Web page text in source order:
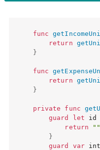
func
return
}
func
return
}
private func
guard
let
return
""
}
guard
var